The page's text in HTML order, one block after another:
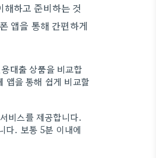
하고 준비하는 것
앱을 통해 간편하게
대출 상품을 비교합
앱을 통해 쉽게 비교할
비스를 제공합니다.
다. 보통 5분 이내에